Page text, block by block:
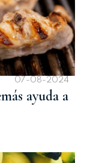
07-08-2024
ayuda a